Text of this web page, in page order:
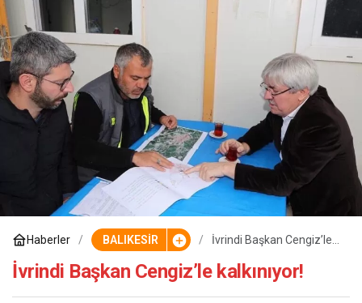
Haberler BALIKESİR
İvrindi Başkan Cengiz’le
İvrindi Başkan Cengiz’le kalkınıyor!